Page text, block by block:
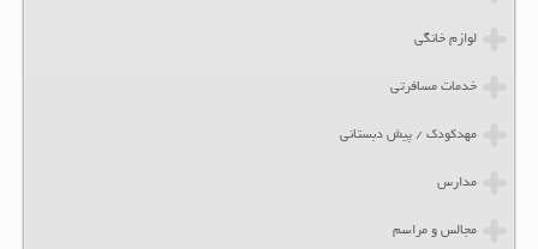
لوازم خانگی
خدمات مسافرتی
مهدکودک / پیش دبستانی
مدارس
مجالس و مراسم